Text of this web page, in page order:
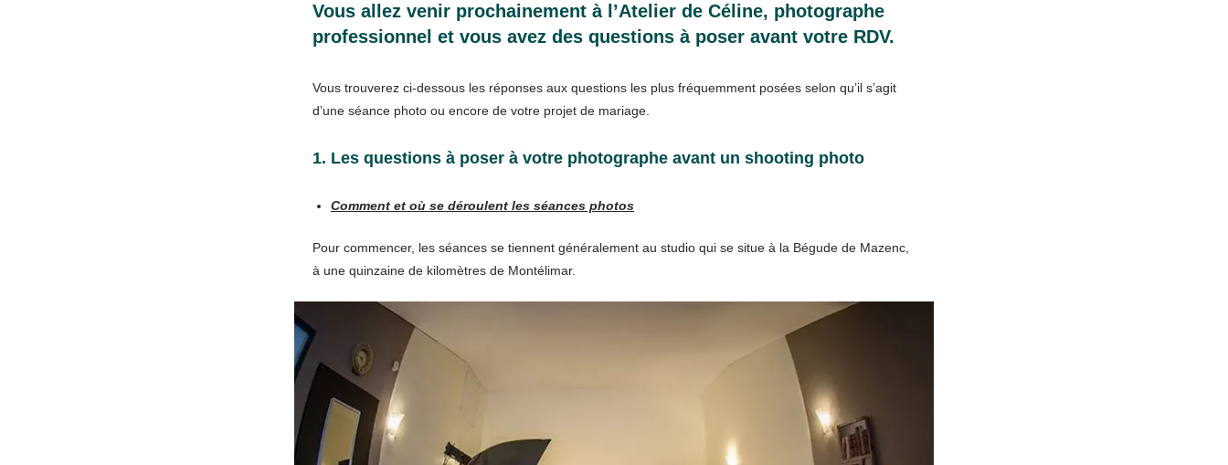
Vous allez venir prochainement à l’Atelier de Céline, photographe
professionnel et vous avez des questions à poser avant votre RDV.
Vous trouverez ci-dessous les réponses aux questions les plus fréquemment posées selon qu’il s’agit
d’une séance photo ou encore de votre projet de mariage.
1. Les questions à poser à votre photographe avant un shooting photo
Comment et où se déroulent les séances photos
Pour commencer, les séances se tiennent généralement au studio qui se situe à la Bégude de Mazenc,
à une quinzaine de kilomètres de Montélimar.